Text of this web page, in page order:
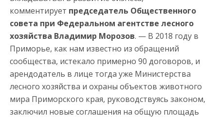
комментирует председатель Общественного
совета при Федеральном агентстве лесного
хозяйства Владимир Морозов. — В 2018 году в
Приморье, как нам известно из обращений
сообщества, истекало примерно 90 договоров, и
арендодатель в лице тогда уже Министерства
лесного хозяйства и охраны объектов животного
мира Приморского края, руководствуясь законом,
заключил новые соглашения на общую площадь